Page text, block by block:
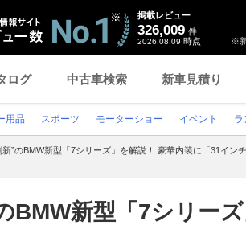
※
掲載レビュー
326,009 件
2026.08.09 時点
ログ 中古車検索 新車見積り
用品 スポーツ モーターショー イベント ラ
新”のBMW新型「7シリーズ」を解説！ 豪華内装に「31イ
BMW新型「7シリー